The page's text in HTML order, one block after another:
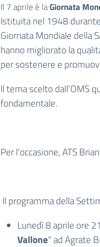
Il 7 aprile è laGiornata
Istituita nel 1948
Giornata Mondiale della
hanno migliorato la
per sostenere e
Il tema scelto dall’OMS
fondamentale.
Per l'occasione, ATS
Il programma della
Lunedì 8 aprile ore
Vallone" ad Agrate